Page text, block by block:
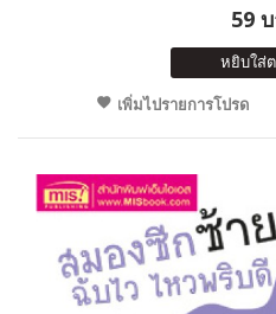
59
หยิบใส่
เพิ่มไปรายการโปรด